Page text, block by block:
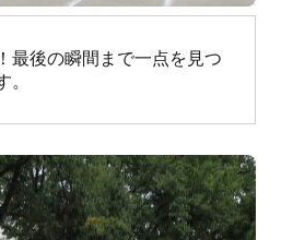
最後の瞬間まで一点を見つ
。